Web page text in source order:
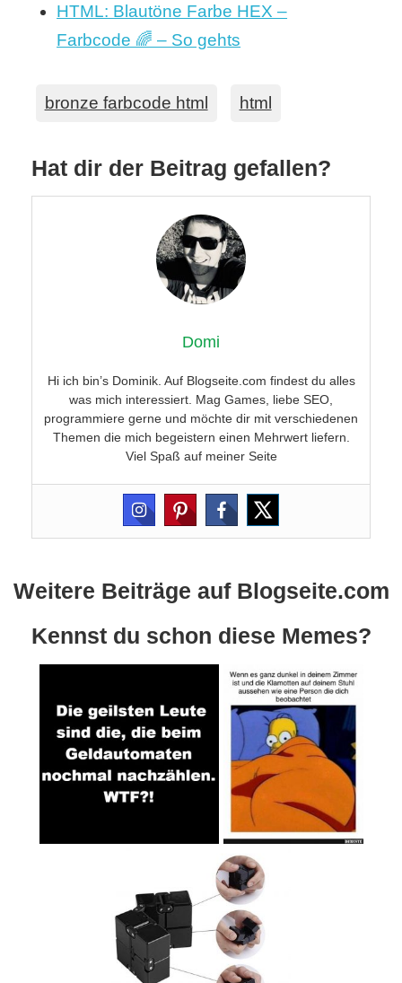
HTML: Blautöne Farbe HEX –
Farbcode 🌈 – So gehts
bronze farbcode html html
Hat dir der Beitrag gefallen?
Domi
Hi ich bin’s Dominik. Auf Blogseite.com findest du alles
was mich interessiert. Mag Games, liebe SEO,
programmiere gerne und möchte dir mit verschiedenen
Themen die mich begeistern einen Mehrwert liefern.
Viel Spaß auf meiner Seite
Weitere Beiträge auf Blogseite.com
Kennst du schon diese Memes?